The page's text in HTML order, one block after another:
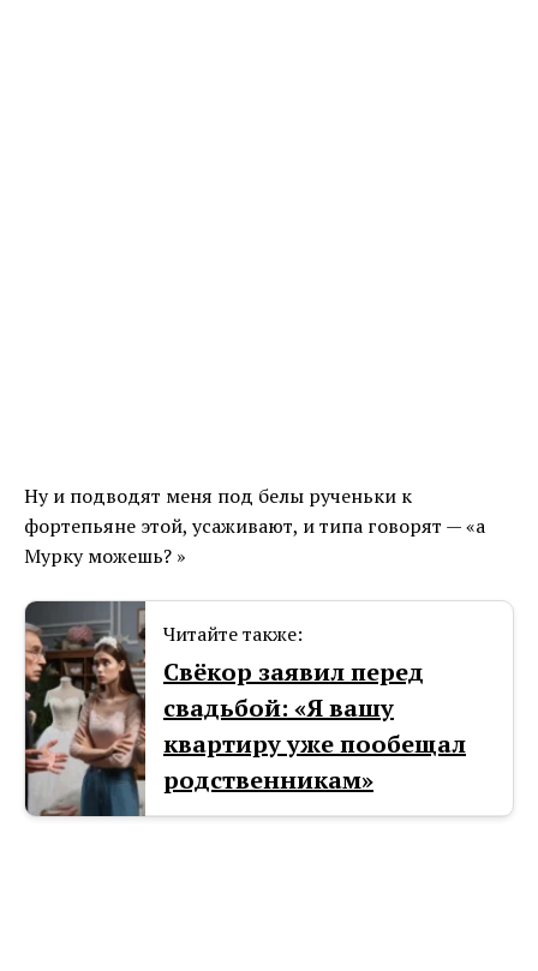
Ну и подводят меня под белы рученьки к
фортепьяне этой, усаживают, и типа говорят — «а
Мурку можешь? »
Читайте также:
Cвёкор заявил перед
свадьбой: «Я вашу
квартиру уже пообещал
родственникам»